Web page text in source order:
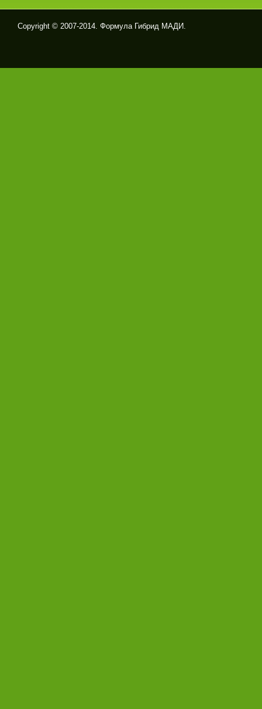
Copyright © 2007-2014. Формула Гибрид МАДИ.